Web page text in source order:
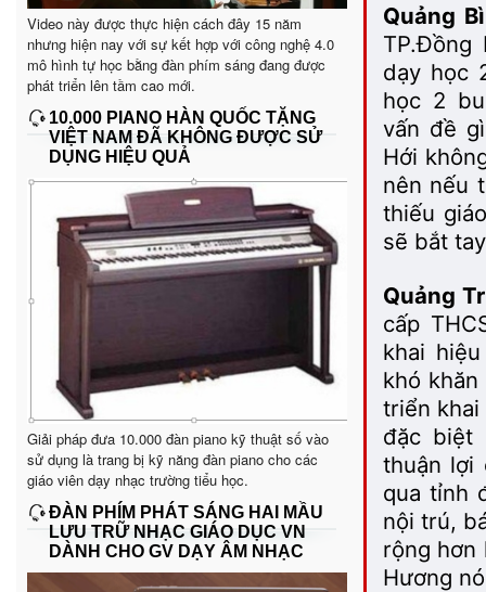
Video này được thực hiện cách đây 15 năm
nhưng hiện nay với sự kết hợp với công nghệ 4.0
mô hình tự học bằng đàn phím sáng đang được
phát triển lên tầm cao mới.
10.000 PIANO HÀN QUỐC TẶNG
VIỆT NAM ĐÃ KHÔNG ĐƯỢC SỬ
DỤNG HIỆU QUẢ
Giải pháp đưa 10.000 đàn piano kỹ thuật số vào
sử dụng là trang bị kỹ năng đàn piano cho các
giáo viên dạy nhạc trường tiểu học.
ĐÀN PHÍM PHÁT SÁNG HAI MẦU
LƯU TRỮ NHẠC GIÁO DỤC VN
DÀNH CHO GV DẠY ÂM NHẠC
Quảng
dạy học
học 2
vấn đề
Hới
nên nếu
thiếu
sẽ bắt
Quảng
cấp
khai
khó
triển
đặc biệt
thuận lợi
qua tỉnh
nội trú,
rộng hơn
Hương